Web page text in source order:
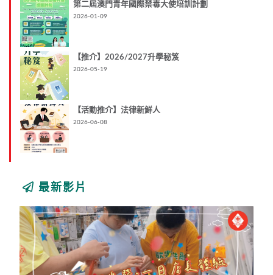
第二屆澳門青年國際禁毒大使培訓計劃
2026-01-09
【推介】2026/2027升學秘笈
2026-05-19
【活動推介】法律新鮮人
2026-06-08
最新影片